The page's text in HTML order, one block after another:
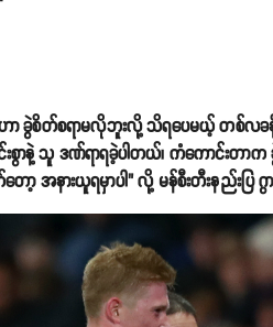
ာ ခွဲစိတ်စရာမလိုဘူးလို့ သိရပေမယ့် တစ်လခန့်
ာနဲ့ သူ ဒဏ်ရာရခဲ့ပါတယ်၊ ကံကောင်းတာက ခွဲ
ော့ အနားယူရမှာပါ" လို့ မန်စီးတီးနည်းပ